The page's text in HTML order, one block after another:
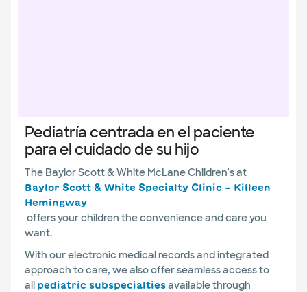
Pediatría centrada en el paciente
para el cuidado de su hijo
The Baylor Scott & White McLane Children's at
Baylor Scott & White Specialty Clinic – Killeen
Hemingway
offers your children the convenience and care you
want.
With our electronic medical records and integrated
approach to care, we also offer seamless access to
all pediatric subspecialties available through